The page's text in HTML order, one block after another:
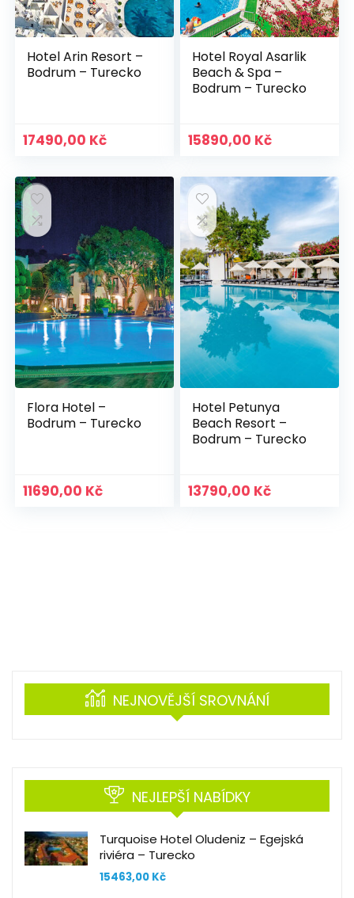
Hotel Arin Resort –
Bodrum – Turecko
17490,00 Kč
Hotel Royal Asarlik
Beach & Spa –
Bodrum – Turecko
15890,00 Kč
Flora Hotel –
Bodrum – Turecko
11690,00 Kč
Hotel Petunya
Beach Resort –
Bodrum – Turecko
13790,00 Kč
NEJNOVĚJŠÍ SROVNÁNÍ
NEJLEPŠÍ NABÍDKY
Turquoise Hotel Oludeniz – Egejská
riviéra – Turecko
15463,00 Kč